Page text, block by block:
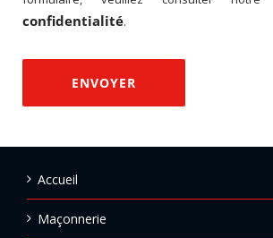
confidentialité.
Accueil
Maçonnerie